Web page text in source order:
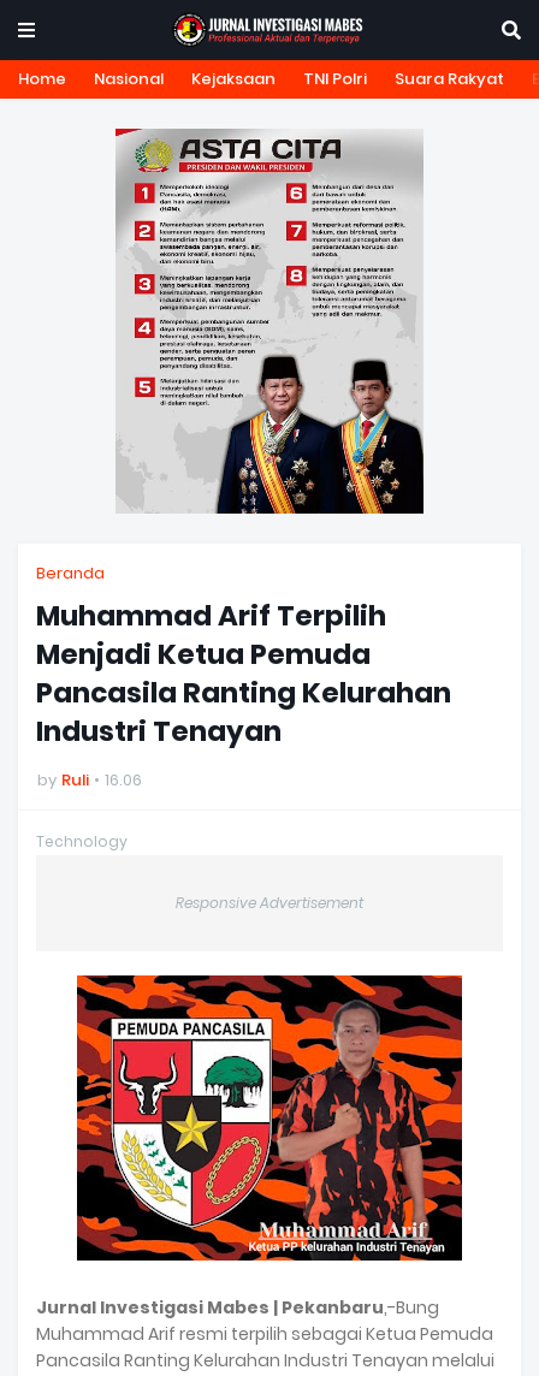
Home Nasional Kejaksaan TNI Polri Suara Rakyat
Beranda
Muhammad Arif Terpilih
Menjadi Ketua Pemuda
Pancasila Ranting Kelurahan
Industri Tenayan
by Ruli 16.06
Technology
Responsive Advertisement
Jurnal Investigasi Mabes | Pekanbaru,-Bung
Muhammad Arif resmi terpilih sebagai Ketua Pemuda
Pancasila Ranting Kelurahan Industri Tenayan melalui